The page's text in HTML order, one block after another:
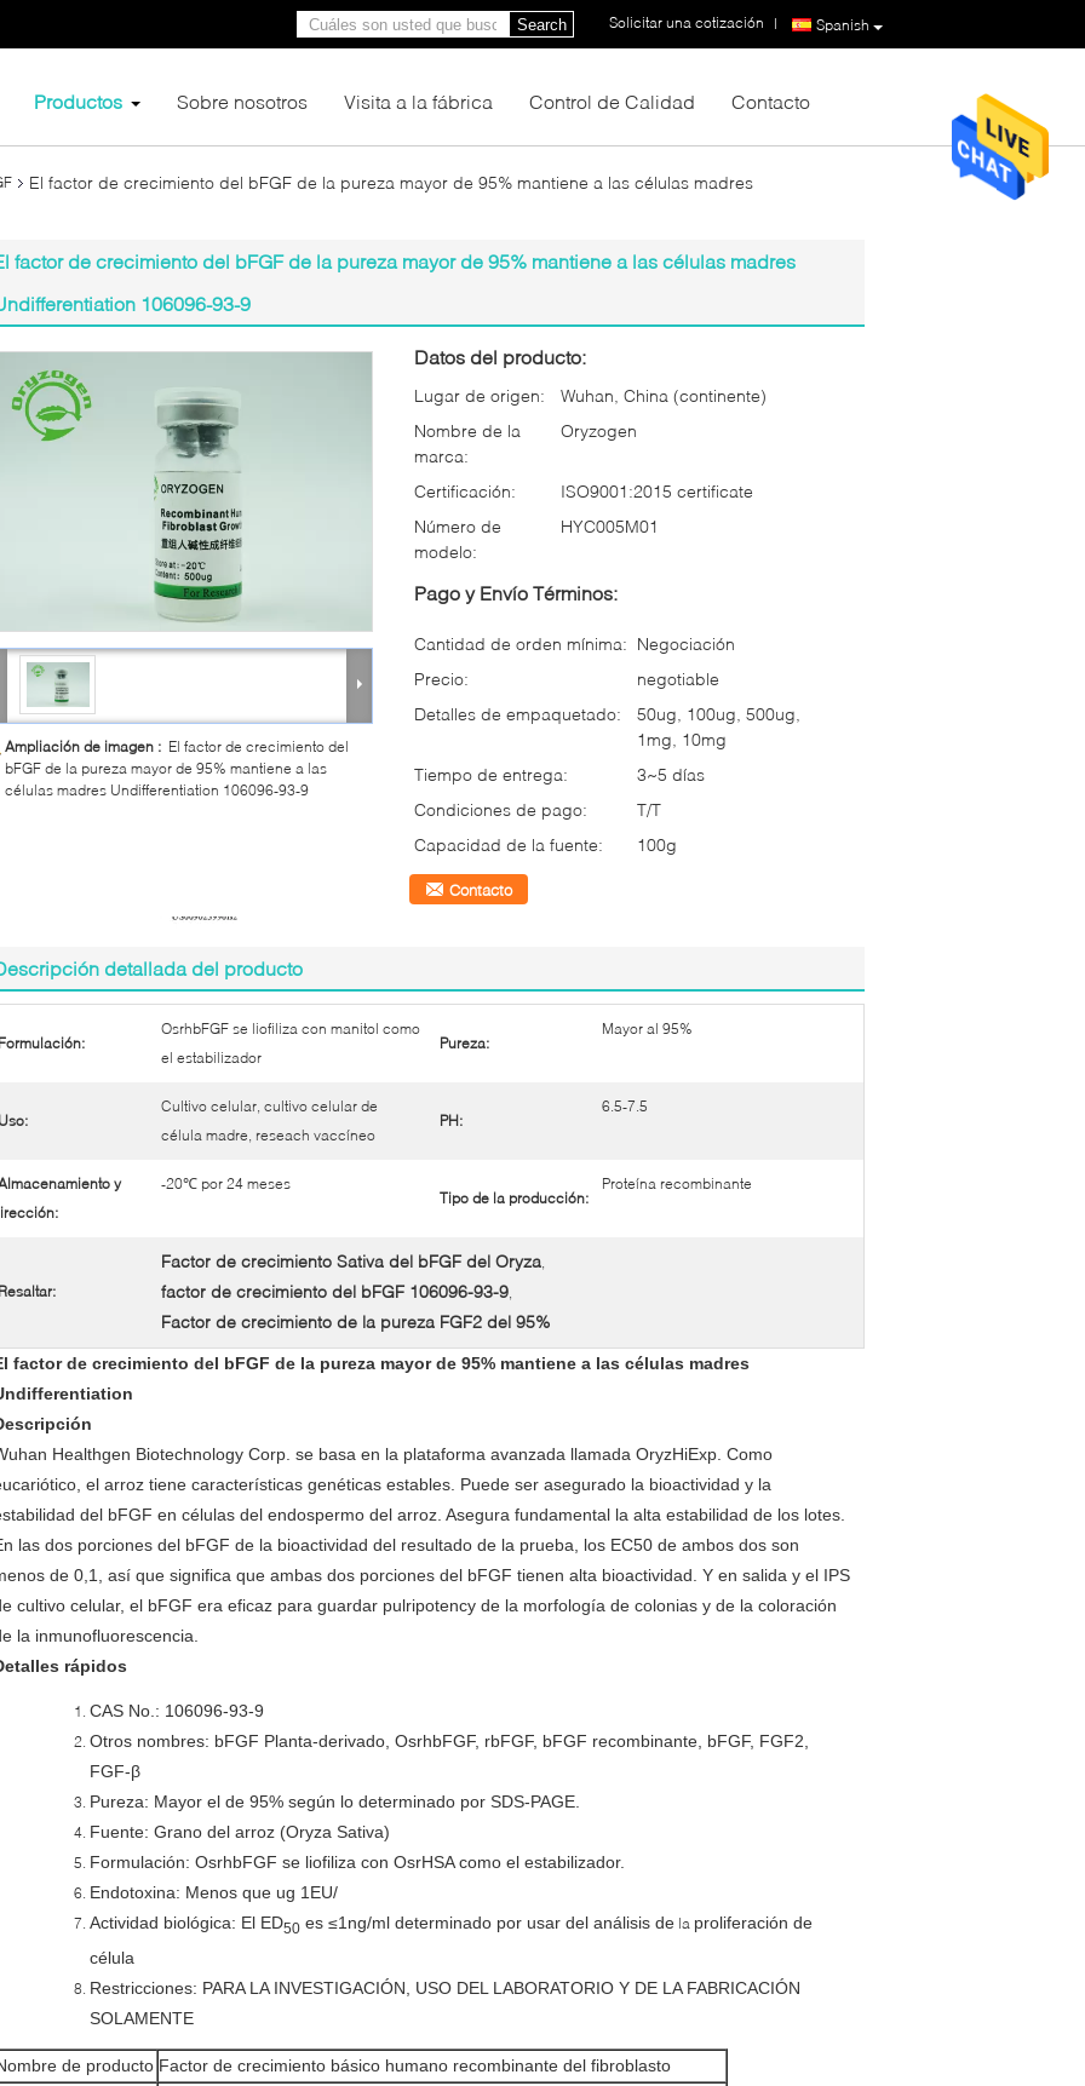
Spanish
Solicitar una cotización |
Search
Productos Sobre nosotros Visita a la fábrica Control de Calidad Contacto
El factor de crecimiento del bFGF de la pureza mayor de 95% mantiene a las células madres
factor de crecimiento del bFGF de la pureza mayor de 95% mantiene a las células madres
106096-93-9
Ampliación de imagen : El factor de crecimiento del
bFGF de la pureza mayor de 95% mantiene a las
células madres Undifferentiation 106096-93-9
Datos del producto:
Lugar de origen:
Wuhan, China (continente)
Nombre de la
marca:
Oryzogen
Certificación:
ISO9001:2015 certificate
Número de
modelo:
HYC005M01
Pago y Envío Términos:
Cantidad de orden mínima: Negociación
Precio:
negotiable
Detalles de empaquetado:
50ug, 100ug, 500ug,
1mg, 10mg
Tiempo de entrega:
3~5 días
Condiciones de pago:
T/T
Capacidad de la fuente:
100g
Contacto
detallada del producto
OsrhbFGF se liofiliza con manitol como
el estabilizador
Pureza:
Mayor al 95%
Cultivo celular, cultivo celular de
célula madre, reseach vaccíneo
PH:
6.5-7.5
y
-20℃ por 24 meses
Tipo de la producción:
Proteína recombinante
Factor de crecimiento Sativa del bFGF del Oryza,
factor de crecimiento del bFGF 106096-93-9,
Factor de crecimiento de la pureza FGF2 del 95%
factor de crecimiento del bFGF de la pureza mayor de 95% mantiene a las células madres
Healthgen Biotechnology Corp. se basa en la plataforma avanzada llamada OryzHiExp. Como
el arroz tiene características genéticas estables. Puede ser asegurado la bioactividad y la
del bFGF en células del endospermo del arroz. Asegura fundamental la alta estabilidad de los lotes.
las dos porciones del bFGF de la bioactividad del resultado de la prueba, los EC50 de ambos dos son
de 0,1, así que significa que ambas dos porciones del bFGF tienen alta bioactividad. Y en salida y el IPS
cultivo celular, el bFGF era eficaz para guardar pulripotency de la morfología de colonias y de la coloración
la inmunofluorescencia.
rápidos
CAS No.: 106096-93-9
Otros nombres: bFGF Planta-derivado, OsrhbFGF, rbFGF, bFGF recombinante, bFGF, FGF2,
FGF-β
Pureza: Mayor el de 95% según lo determinado por SDS-PAGE.
Fuente: Grano del arroz (Oryza Sativa)
Formulación: OsrhbFGF se liofiliza con OsrHSA como el estabilizador.
Endotoxina: Menos que ug 1EU/
Actividad biológica: El ED50 es ≤1ng/ml determinado por usar del análisis de la proliferación de
célula
Restricciones: PARA LA INVESTIGACIÓN, USO DEL LABORATORIO Y DE LA FABRICACIÓN
SOLAMENTE
de producto Factor de crecimiento básico humano recombinante del fibroblasto